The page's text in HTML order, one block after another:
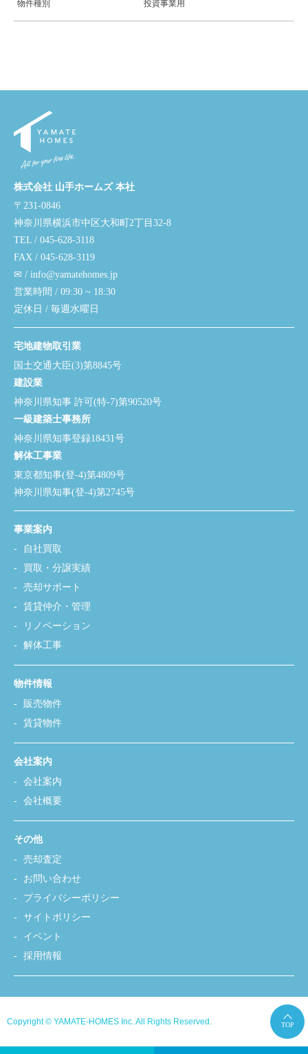
物件種別 投資事業用
株式会社 山手ホームズ 本社
〒231-0846
神奈川県横浜市中区大和町2丁目32-8
TEL / 045-628-3118
FAX / 045-628-3119
✉ / info@yamatehomes.jp
営業時間 / 09:30 ~ 18:30
定休日 / 毎週水曜日
宅地建物取引業
国土交通大臣(3)第8845号
建設業
神奈川県知事 許可(特-7)第90520号
一級建築士事務所
神奈川県知事登録18431号
解体工事業
東京都知事(登-4)第4809号
神奈川県知事(登-4)第2745号
事業案内
自社買取
買取・分譲実績
売却サポート
賃貸仲介・管理
リノベーション
解体工事
物件情報
販売物件
賃貸物件
会社案内
会社案内
会社概要
その他
売却査定
お問い合わせ
プライバシーポリシー
サイトポリシー
イベント
採用情報
Copyright © YAMATE-HOMES Inc. All Rights Reserved. TOP